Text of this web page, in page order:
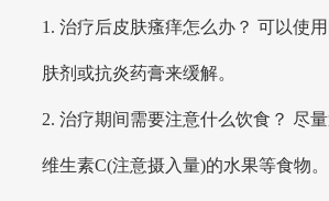
1. 治疗后皮肤瘙痒怎么办？ 可以使
肤剂或抗炎药膏来缓解。
2. 治疗期间需要注意什么饮食？ 尽
维生素C(注意摄入量)的水果等食物。